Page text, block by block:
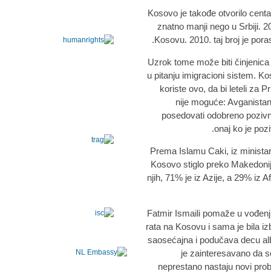
Kosovo je takođe otvorilo
znatno manji nego u Srbiji.
Kosovu. 2010. taj broj je
Uzrok tome može biti
u pitanju imigracioni sistem.
koriste ovo, da bi leteli za
nije moguće:
posedovati odobreno
onaj ko je
Prema Islamu Caki, iz
Kosovo stiglo preko
njih, 71% je iz Azije, a 29% iz
Fatmir Ismaili pomaže u
rata na Kosovu i sama je bila
saosećajna i podučava decu
je zainteresavano da
neprestano nastaju novi